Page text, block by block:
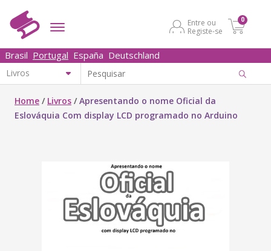
Entre ou
Registe-se
0
Brasil Portugal España Deutschland
Home / Livros /Apresentando o nome Oficial da
Eslováquia Com display LCD programado no Arduino